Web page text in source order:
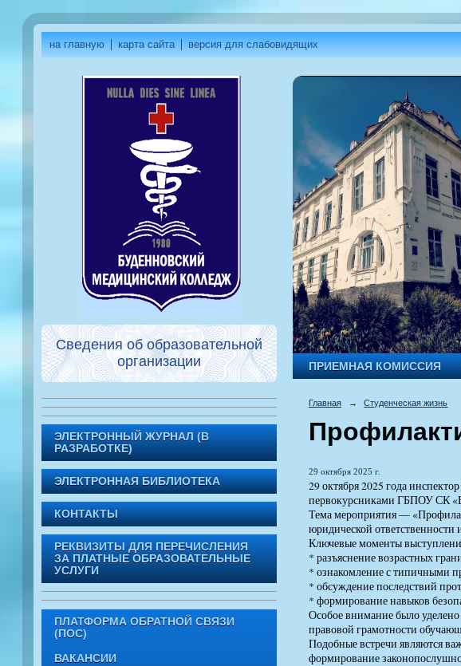
на главную карта сайта версия для слабовидящих
Сведения об образовательной
организации
ЭЛЕКТРОННЫЙ ЖУРНАЛ (В
РАЗРАБОТКЕ)
ЭЛЕКТРОННАЯ БИБЛИОТЕКА
КОНТАКТЫ
РЕКВИЗИТЫ ДЛЯ ПЕРЕЧИСЛЕНИЯ
ЗА ПЛАТНЫЕ ОБРАЗОВАТЕЛЬНЫЕ
УСЛУГИ
ПЛАТФОРМА ОБРАТНОЙ СВЯЗИ
(ПОС)
ВАКАНСИИ
ПРИЕМНАЯ КОМИССИЯ
Главная → Студенческая жизнь
29 октября 2025 г.
29 октября 2025 года
первокурсниками ГБПОУ СК
Тема мероприятия —
юридической
Ключевые моменты
* разъяснение возрастных
* ознакомление с типичными
* обсуждение последствий
* формирование навыков
Особое внимание было
правовой грамотности
Подобные встречи являются
формирование